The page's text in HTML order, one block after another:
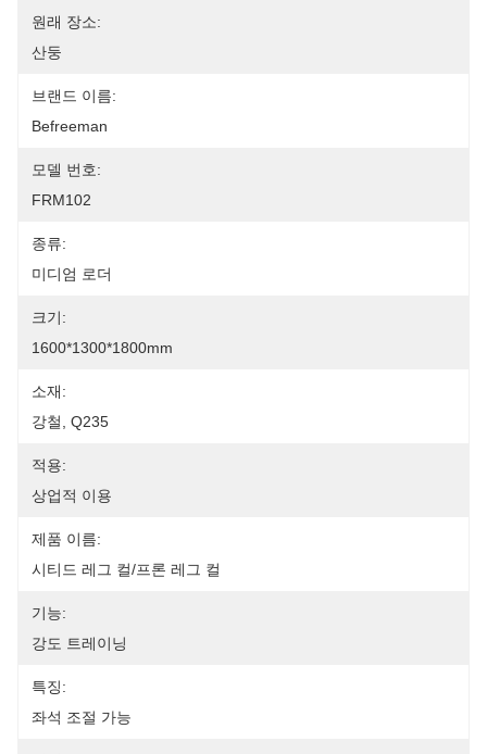
원래 장소:
산둥
브랜드 이름:
Befreeman
모델 번호:
FRM102
종류:
미디엄 로더
크기:
1600*1300*1800mm
소재:
강철, Q235
적용:
상업적 이용
제품 이름:
시티드 레그 컬/프론 레그 컬
기능:
강도 트레이닝
특징:
좌석 조절 가능